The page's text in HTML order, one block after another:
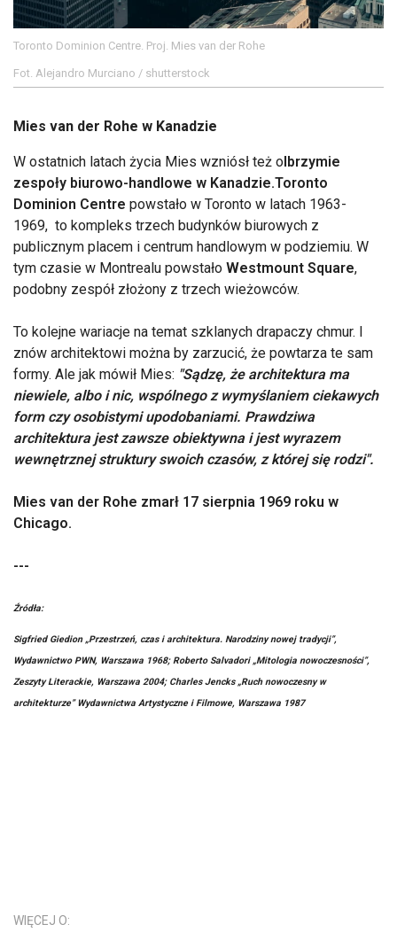
Toronto Dominion Centre. Proj. Mies van der Rohe
Fot. Alejandro Murciano / shutterstock
Mies van der Rohe w Kanadzie
W ostatnich latach życia Mies wzniósł też o lbrzymie
zespoły biurowo-handlowe w Kanadzie.Toronto
Dominion Centre powstało w Toronto w latach 1963-
1969, to kompleks trzech budynków biurowych z
publicznym placem i centrum handlowym w podziemiu. W
tym czasie w Montrealu powstało Westmount Square,
podobny zespół złożony z trzech wieżowców.
To kolejne wariacje na temat szklanych drapaczy chmur. I
znów architektowi można by zarzucić, że powtarza te sam
formy. Ale jak mówił Mies: "Sądzę, że architektura ma
niewiele, albo i nic, wspólnego z wymyślaniem ciekawych
form czy osobistymi upodobaniami. Prawdziwa
architektura jest zawsze obiektywna i jest wyrazem
wewnętrznej struktury swoich czasów, z której się rodzi".
Mies van der Rohe zmarł 17 sierpnia 1969 roku w
Chicago.
---
Źródła:
Sigfried Giedion „Przestrzeń, czas i architektura. Narodziny nowej tradycji”,
Wydawnictwo PWN, Warszawa 1968; Roberto Salvadori „Mitologia nowoczesności”,
Zeszyty Literackie, Warszawa 2004; Charles Jencks „Ruch nowoczesny w
architekturze” Wydawnictwa Artystyczne i Filmowe, Warszawa 1987
WIĘCEJ O: